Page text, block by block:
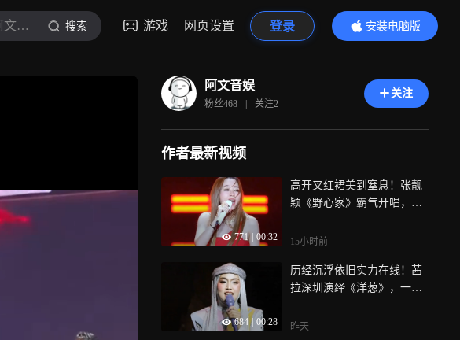
阿文音娱 搜索 游戏 网页设置 登录
安装电脑版
内容更精彩
阿文音娱
粉丝468 | 关注2
关注
作者最新视频
771 00:32
高开叉红裙美到窒息！张靓
颖《野心家》霸气开唱，颜
15小时前
684 | 00:28
历经沉浮依旧实力在线！茜
拉深圳演绎《洋葱》，一代
昨天